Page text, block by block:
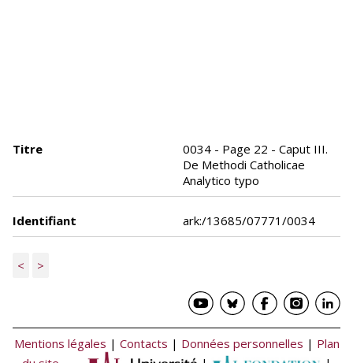
Titre
0034 - Page 22 - Caput III.
De Methodi Catholicae
Analytico typo
Identifiant ark:/13685/07771/0034
< >
Mentions légales | Contacts | Données personnelles | Plan